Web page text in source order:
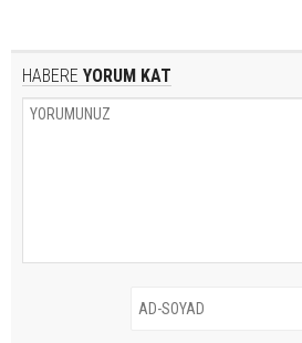
HABERE YORUM KAT